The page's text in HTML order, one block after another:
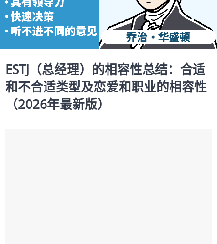
ESTJ（总经理）的相容性总结：合适
和不合适类型及恋爱和职业的相容性
（2026年最新版）